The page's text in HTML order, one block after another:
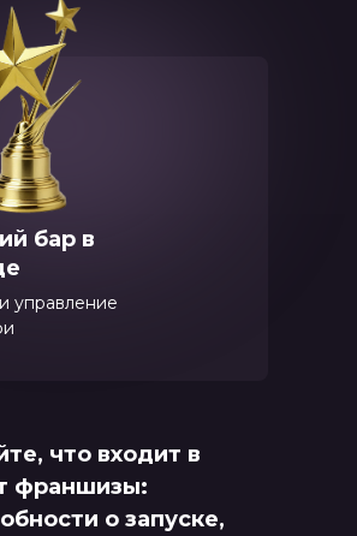
что входит в
франшизы:
о запуске,
бар в
управление